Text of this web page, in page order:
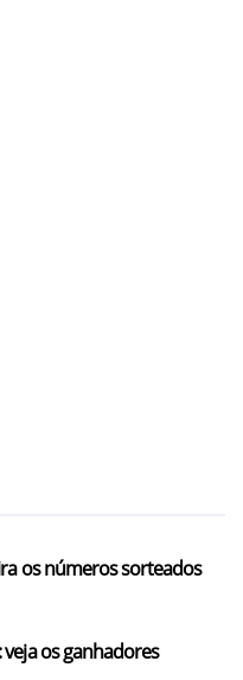
os números sorteados
veja os ganhadores